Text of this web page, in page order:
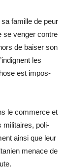
fa­mille de peur
se ven­ger contre
de bai­ser son
les
est im­pos­
le com­merce et
mi­li­taires, po­li­
ainsi que leur
me­nace de